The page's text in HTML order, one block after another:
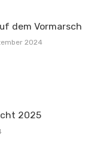
dem Vormarsch
2024
2025